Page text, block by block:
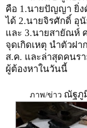
คือ 1.นายปัญญา ยิ่ง
ได้ 2.นายจิรศักดิ์ อุ
และ 3.นายสายัณห์
จุดเกิดเหตุ นำตัวฝา
ส.ค. และล่าสุดคนร
ผู้ต้องหาในวันนี้
ภาพ/ข่าว ณัฐภู